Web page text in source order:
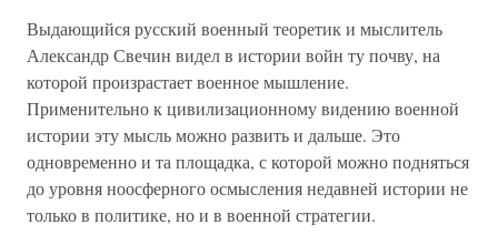
Выдающийся русский военный теоретик и мыслитель
Александр Свечин видел в истории войн ту почву, на
которой произрастает военное мышление.
Применительно к цивилизационному видению военной
истории эту мысль можно развить и дальше. Это
одновременно и та площадка, с которой можно подняться
до уровня ноосферного осмысления недавней истории не
только в политике, но и в военной стратегии.